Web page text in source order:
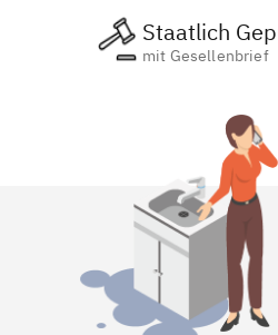
Staatlich
mit Gesellenbrief